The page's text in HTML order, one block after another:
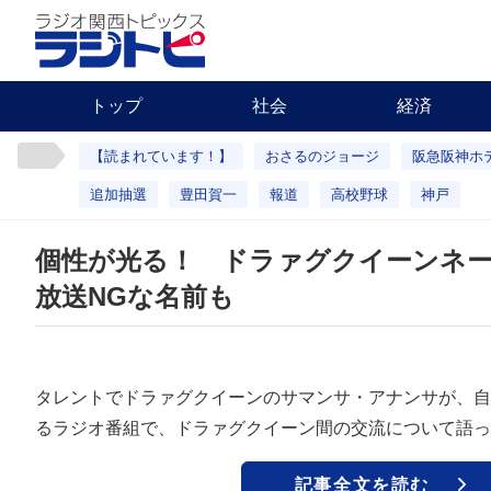
トップ 社会 経済
【読まれています！】 おさるのジョージ 阪急阪神ホ
追加抽選 豊田賀一 報道 高校野球 神戸
個性が光る！ ドラァグクイーンネ
放送NGな名前も
タレントでドラァグクイーンのサマンサ・アナンサが、
るラジオ番組で、ドラァグクイーン間の交流について語
記事全文を読む